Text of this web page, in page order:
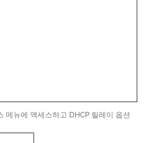
메뉴에 액세스하고 DHCP 릴레이 옵션